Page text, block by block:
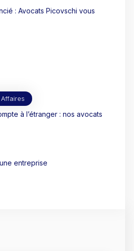
: Avocats Picovschi vous
à l’étranger : nos avocats
entreprise